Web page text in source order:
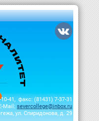
41, факс: (81431) 7-37-31
Mail: severcollege@inbox.ru
ул. Спиридонова, д. 29